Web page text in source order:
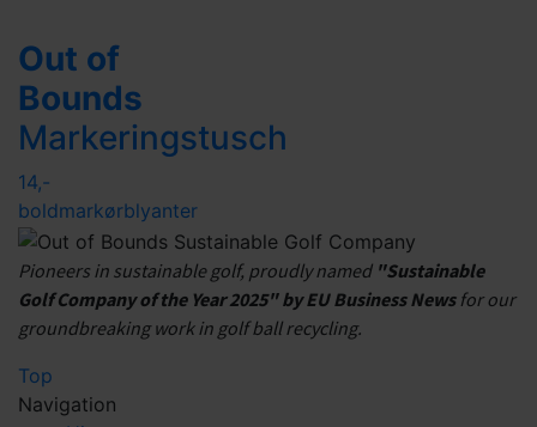
Out of
Bounds
Markeringstusch
14,-
boldmarkørblyanter
Pioneers in sustainable golf, proudly named "Sustainable
Golf Company of the Year 2025" by EU Business Newsfor our
groundbreaking work in golf ball recycling.
Top
Navigation